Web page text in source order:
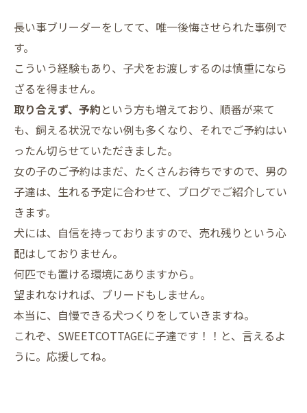
長い事ブリーダーをしてて、唯一後悔させられた事例で
す。
こういう経験もあり、子犬をお渡しするのは慎重になら
ざるを得ません。
取り合えず、予約という方も増えており、順番が来て
も、飼える状況でない例も多くなり、それでご予約はい
ったん切らせていただきました。
女の子のご予約はまだ、たくさんお待ちですので、男の
子達は、生れる予定に合わせて、ブログでご紹介してい
きます。
犬には、自信を持っておりますので、売れ残りという心
配はしておりません。
何匹でも置ける環境にありますから。
望まれなければ、ブリードもしません。
本当に、自慢できる犬つくりをしていきますね。
これぞ、SWEETCOTTAGEに子達です！！と、言えるよ
うに。応援してね。